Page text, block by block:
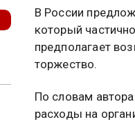
В России
который
предполагает
торжество.
По словам
расходы на